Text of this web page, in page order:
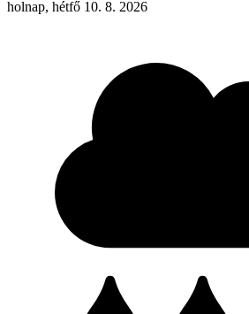
holnap, hétfő 10. 8. 2026